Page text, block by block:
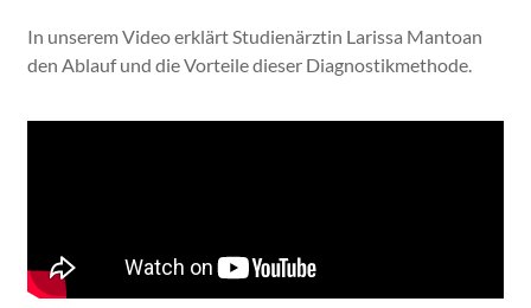
In unserem Video erklärt Studienärztin Larissa Mantoan
den Ablauf und die Vorteile dieser Diagnostikmethode.